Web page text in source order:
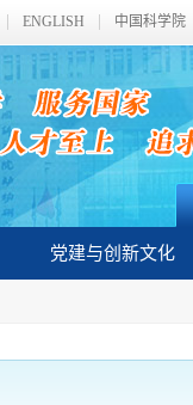
ENGLISH 中国科学院
党建与创新文化